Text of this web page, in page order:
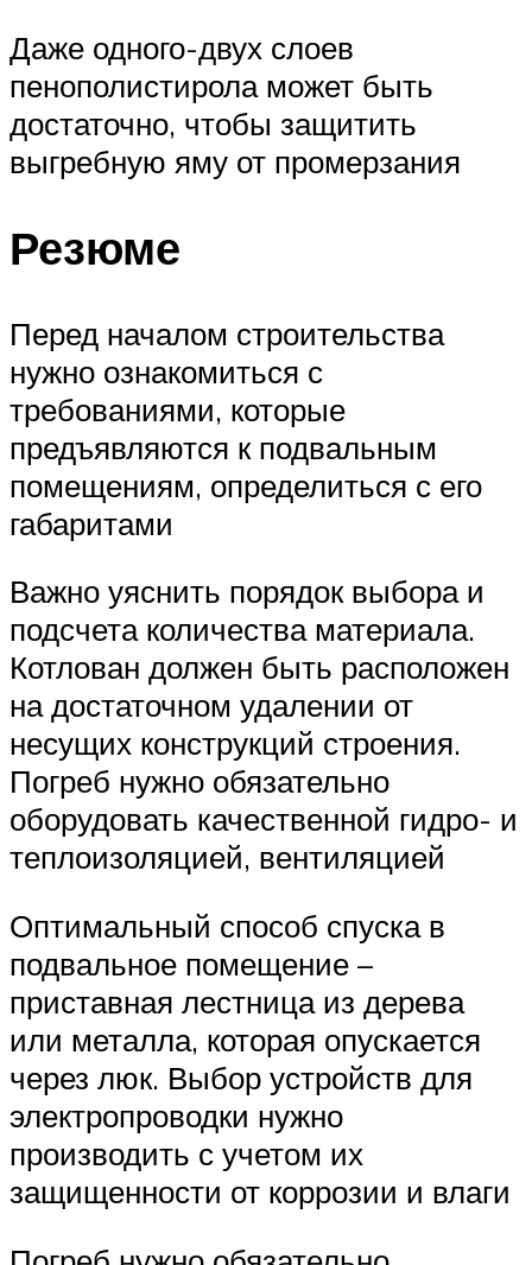
Даже одного-двух слоев
пенополистирола может быть
достаточно, чтобы защитить
выгребную яму от промерзания
Резюме
Перед началом строительства
нужно ознакомиться с
требованиями, которые
предъявляются к подвальным
помещениям, определиться с его
габаритами
Важно уяснить порядок выбора и
подсчета количества материала.
Котлован должен быть расположен
на достаточном удалении от
несущих конструкций строения.
Погреб нужно обязательно
оборудовать качественной гидро- и
теплоизоляцией, вентиляцией
Оптимальный способ спуска в
подвальное помещение –
приставная лестница из дерева
или металла, которая опускается
через люк. Выбор устройств для
электропроводки нужно
производить с учетом их
защищенности от коррозии и влаги